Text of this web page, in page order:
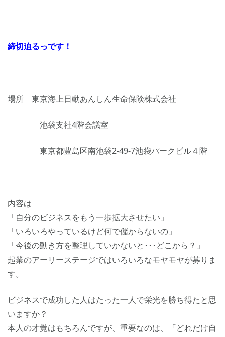
締切迫るっです！
場所 東京海上日動あんしん生命保険株式会社
池袋支社4階会議室
東京都豊島区南池袋2-49-7池袋パークビル４階
内容は
「自分のビジネスをもう一歩拡大させたい」
「いろいろやっているけど何で儲からないの」
「今後の動き方を整理していかないと･･･どこから？」
起業のアーリーステージではいろいろなモヤモヤが募りま
す。
ビジネスで成功した人はたった一人で栄光を勝ち得たと思
いますか？
本人の才覚はもちろんですが、重要なのは、「どれだけ自